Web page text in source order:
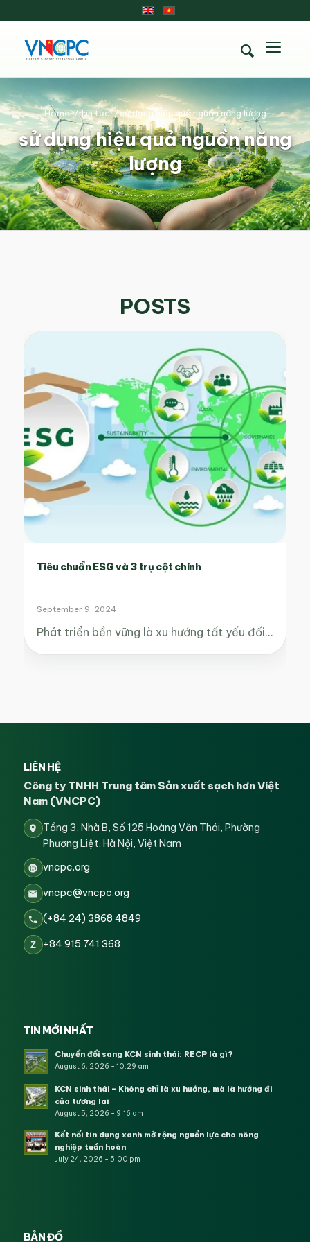
sử dụng hiệu quả nguồn năng
lượng
Home /Tin tức /sử dụng hiệu quả nguồn năng lượng
POSTS
Tiêu chuẩn ESG và 3 trụ cột chính
September 9, 2024
Phát triển bền vững là xu hướng tất yếu đối…
LIÊN HỆ
Công ty TNHH Trung tâm Sản xuất sạch hơn Việt
Nam (VNCPC)
Tầng 3, Nhà B, Số 125 Hoàng Văn Thái, Phường
Phương Liệt, Hà Nội, Việt Nam
vncpc.org
vncpc@vncpc.org
(+84 24) 3868 4849
Z +84 915 741 368
TIN MỚI NHẤT
Chuyển đổi sang KCN sinh thái: RECP là gì?
August 6, 2026 - 10:29 am
KCN sinh thái – Không chỉ là xu hướng, mà là hướng đi
của tương lai
August 5, 2026 - 9:16 am
Kết nối tín dụng xanh mở rộng nguồn lực cho nông
nghiệp tuần hoàn
July 24, 2026 - 5:00 pm
BẢN ĐỒ